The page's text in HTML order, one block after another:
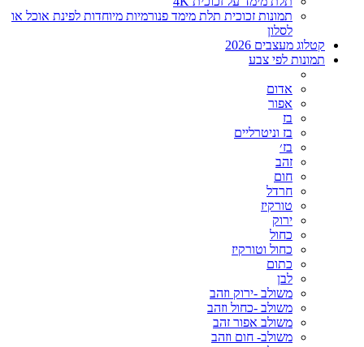
תמונות זכוכית תלת מימד פנורמיות מיוחדות לפינת אוכל או
לסלון
קטלוג מעצבים 2026
תמונות לפי צבע
אדום
אפור
בז
בז וניטרליים
בז׳
זהב
חום
חרדל
טורקיז
ירוק
כחול
כחול וטורקיז
כתום
לבן
משולב -ירוק וזהב
משולב -כחול וזהב
משולב אפור זהב
משולב- חום וזהב